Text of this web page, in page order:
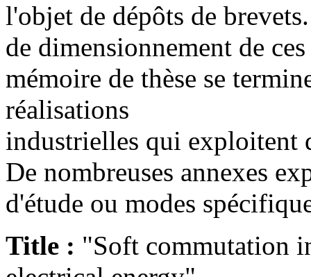
l'objet de dépôts de
de dimensionnement de
mémoire de thèse se
réalisations
industrielles qui exploitent
De nombreuses annexes
d'étude ou modes
Title : "Soft commutation